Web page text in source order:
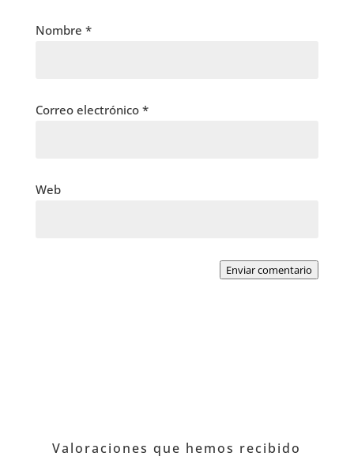
Nombre *
Correo electrónico *
Web
Enviar comentario
Valoraciones que hemos recibido